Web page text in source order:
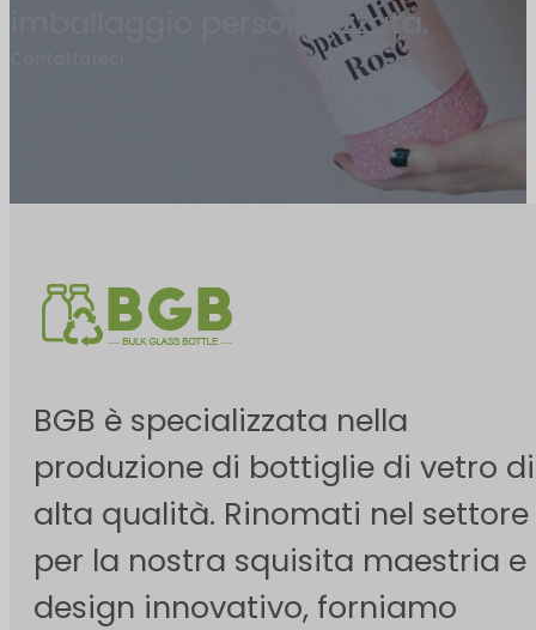
imballaggio personalizzata.
BGB è specializzata nella
produzione di bottiglie di vetro di
alta qualità. Rinomati nel settore
per la nostra squisita maestria e
design innovativo, forniamo